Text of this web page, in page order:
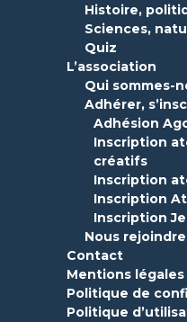
Histoire,
Sciences,
Quiz
L’association
Qui sommes-
Adhérer,
Adhésion
Inscription
créatifs
Inscription
Inscription
Inscription
Nous rejoindre
Contact
Mentions légales
Politique de
Politique